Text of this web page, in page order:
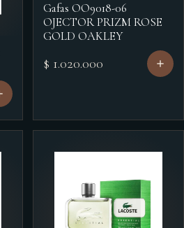
Gafas OO9018-06
OJECTOR PRIZM ROSE
GOLD OAKLEY
$ 1.020.000